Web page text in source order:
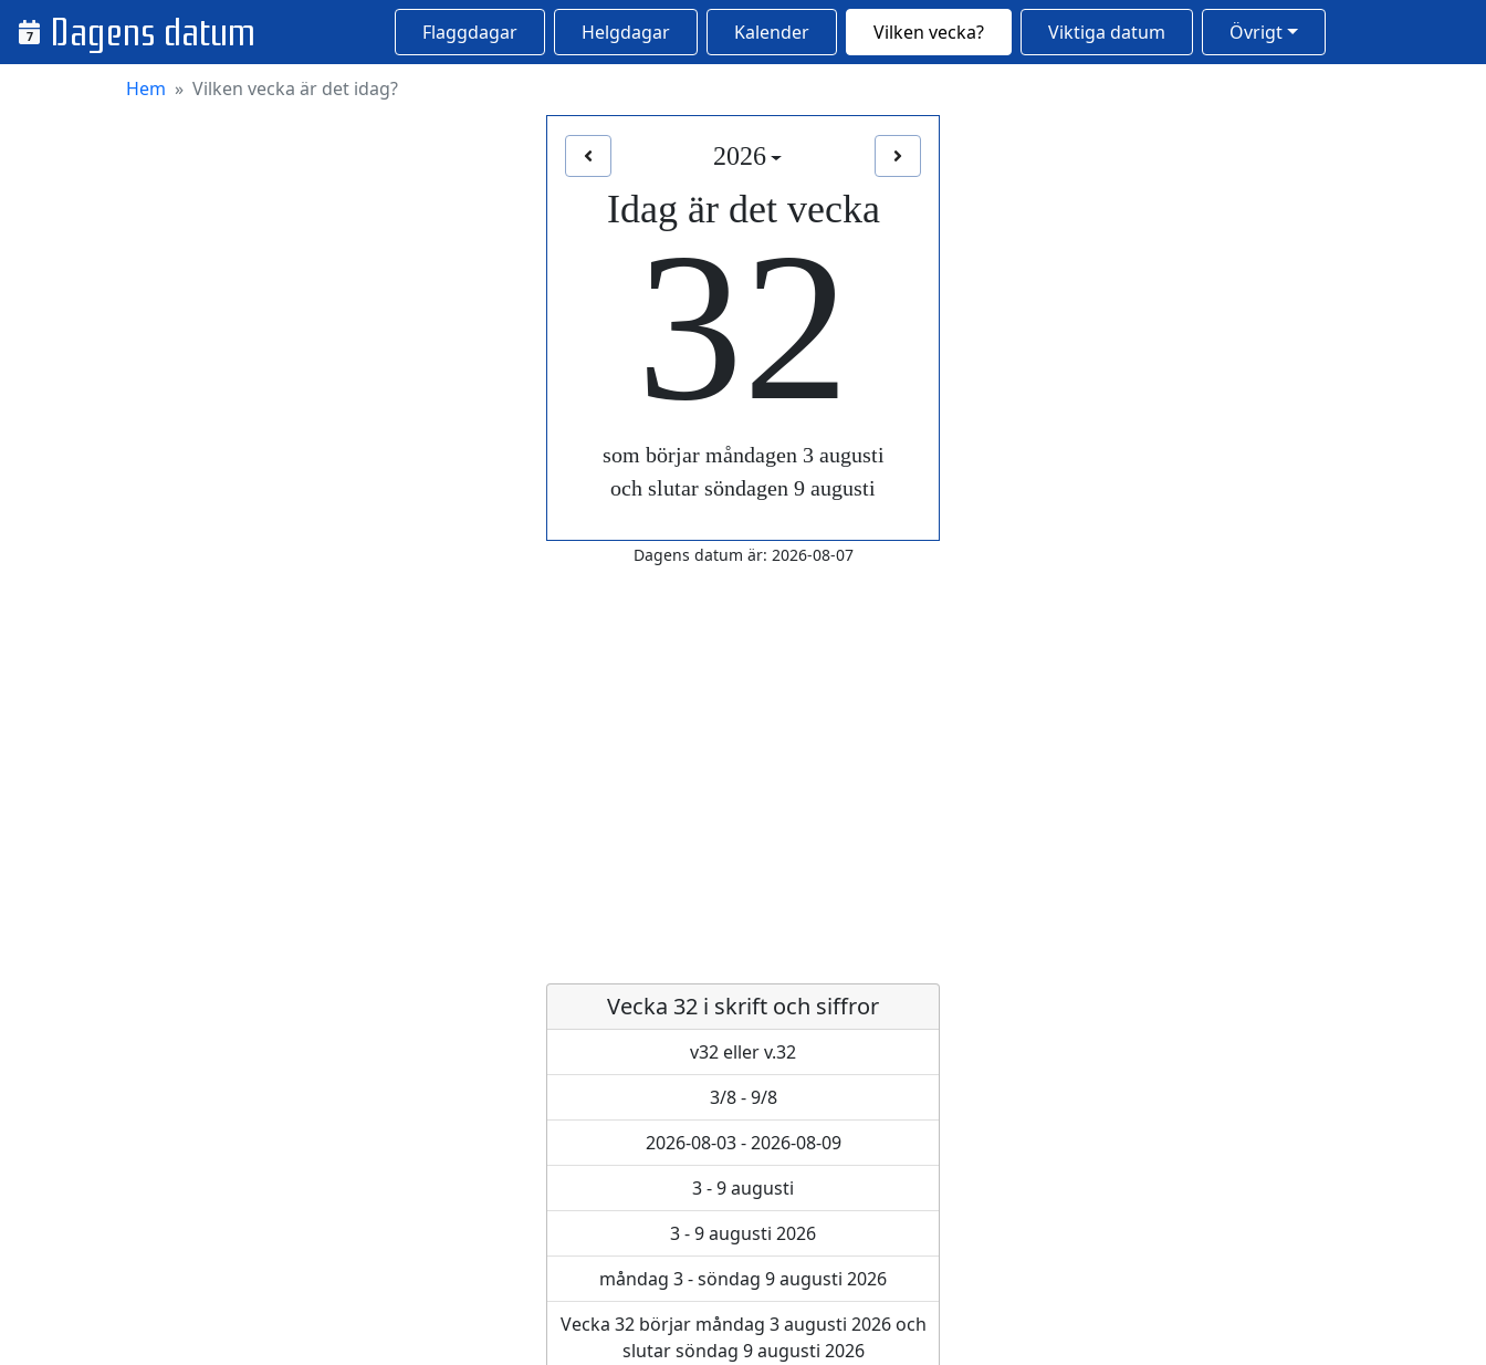
7 Dagens datum Flaggdagar Helgdagar Kalender Vilken vecka? Viktiga datum Övrigt
Hem Vilken vecka är det idag?
2026
Idag är det vecka
32
som börjar måndagen 3 augusti
och slutar söndagen 9 augusti
Dagens datum är: 2026-08-07
Vecka 32 i skrift och siffror
v32 eller v.32
3/8 - 9/8
2026-08-03 - 2026-08-09
3 - 9 augusti
3 - 9 augusti 2026
måndag 3 - söndag 9 augusti 2026
Vecka 32 börjar måndag 3 augusti 2026 och
slutar söndag 9 augusti 2026